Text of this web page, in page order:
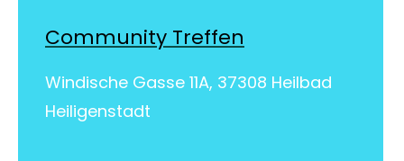
Community Treffen
Windische Gasse 11A, 37308 Heilbad
Heiligenstadt